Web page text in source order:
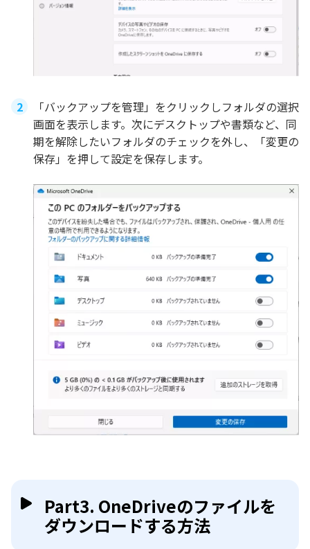
「バックアップを管理」をクリックしフォルダの選択
画面を表示します。次にデスクトップや書類など、同
期を解除したいフォルダのチェックを外し、「変更の
保存」を押して設定を保存します。
Part3. OneDriveのファイルを
ダウンロードする方法